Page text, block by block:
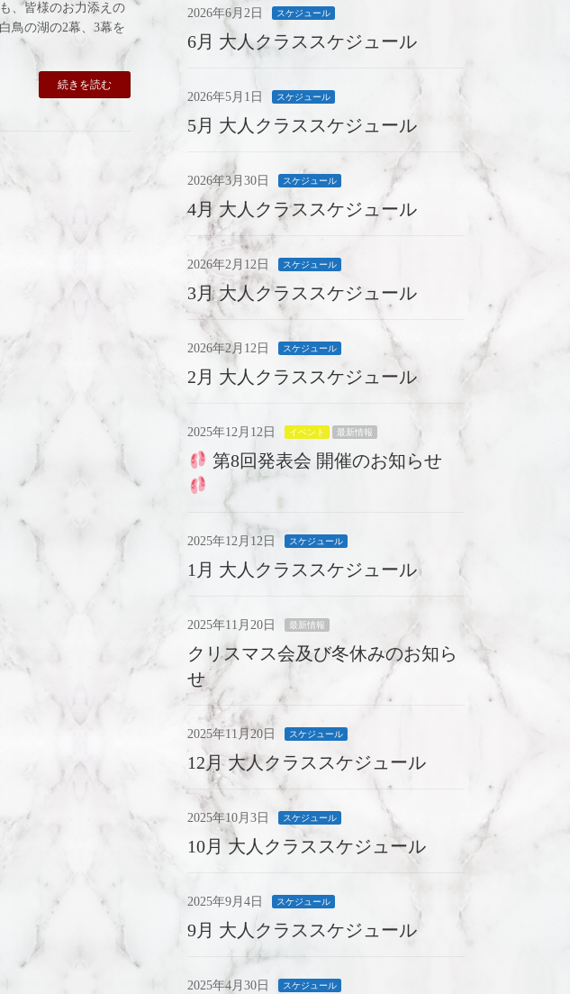
、皆様のお力添えの
鳥の湖の2幕、3幕を
続きを読む
2026年6月2日 スケジュール
6月 大人クラススケジュール
2026年5月1日 スケジュール
5月 大人クラススケジュール
2026年3月30日 スケジュール
4月 大人クラススケジュール
2026年2月12日 スケジュール
3月 大人クラススケジュール
2026年2月12日 スケジュール
2月 大人クラススケジュール
2025年12月12日 イベント 最新情報
第8回発表会 開催のお知らせ
2025年12月12日 スケジュール
1月 大人クラススケジュール
2025年11月20日 最新情報
クリスマス会及び冬休みのお知ら
せ
2025年11月20日 スケジュール
12月 大人クラススケジュール
2025年10月3日 スケジュール
10月 大人クラススケジュール
2025年9月4日 スケジュール
9月 大人クラススケジュール
2025年4月30日 スケジュール